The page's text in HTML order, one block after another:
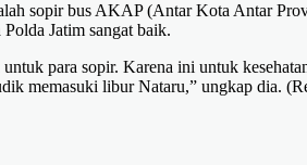
sopir bus AKAP (Antar Kota Antar
Jatim sangat baik.
para sopir. Karena ini untuk
memasuki libur Nataru,” ungkap dia.